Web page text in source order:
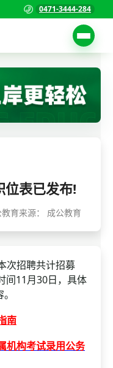
0471-3444-284
试
试
编制
试
表已发布!
育来源： 成公教育
招聘共计招募
间11月30日，具体
南
机构考试录用公务